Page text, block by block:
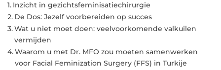
Inzicht in gezichtsfeminisatiechirurgie
De Dos: Jezelf voorbereiden op succes
Wat u niet moet doen: veelvoorkomende valkuilen
vermijden
Waarom u met Dr. MFO zou moeten samenwerken
voor Facial Feminization Surgery (FFS) in Turkije